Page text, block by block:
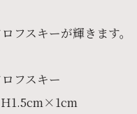
フスキーが輝きます。
フスキー